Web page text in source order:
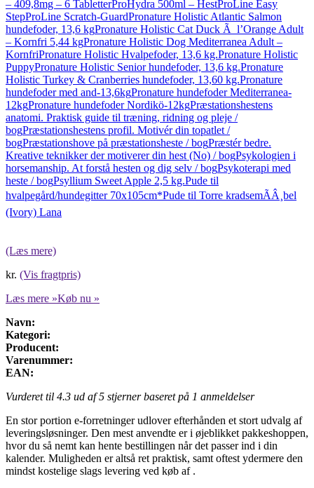
– 409,8mg – 6 TabletterProHydra 500ml – HestProLine Easy
StepProLine Scratch-GuardPronature Holistic Atlantic Salmon
hundefoder, 13,6 kgPronature Holistic Cat Duck Ã l’Orange Adult
– Kornfri 5,44 kgPronature Holistic Dog Mediterranea Adult –
KornfriPronature Holistic Hvalpefoder, 13,6 kg.Pronature Holistic
PuppyPronature Holistic Senior hundefoder, 13,6 kg.Pronature
Holistic Turkey & Cranberries hundefoder, 13,60 kg.Pronature
hundefoder med and-13,6kgPronature hundefoder Mediterranea-
12kgPronature hundefoder Nordikö-12kgPræstationshestens
anatomi. Praktisk guide til træning, ridning og pleje /
bogPræstationshestens profil. Motivér din topatlet /
bogPræstationshove på præstationsheste / bogPræstér bedre.
Kreative teknikker der motiverer din hest (No) / bogPsykologien i
horsemanship. At forstå hesten og dig selv / bogPsykoterapi med
heste / bogPsyllium Sweet Apple 2,5 kg.Pude til
hvalpegård/hundegitter 70x105cm*Pude til Torre kradsemÃÂ¸bel
(Ivory) Lana
(Læs mere)
kr. (Vis fragtpris)
Læs mere »Køb nu »
Navn:
Kategori:
Producent:
Varenummer:
EAN:
Vurderet til 4.3 ud af 5 stjerner baseret på 1 anmeldelser
En stor portion e-forretninger udlover efterhånden et stort udvalg af
leveringsløsninger. Den mest anvendte er i øjeblikket pakkeshoppen,
hvor du så nemt kan hente bestillingen når det passer ind i din
kalender. Muligheden er altså ret praktisk, samt oftest ydermere den
mindst kostelige slags levering ved køb af .